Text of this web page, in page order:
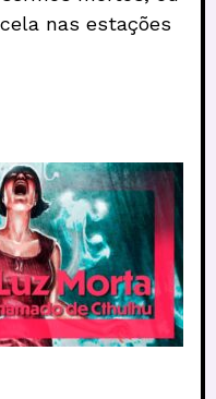
nas estações